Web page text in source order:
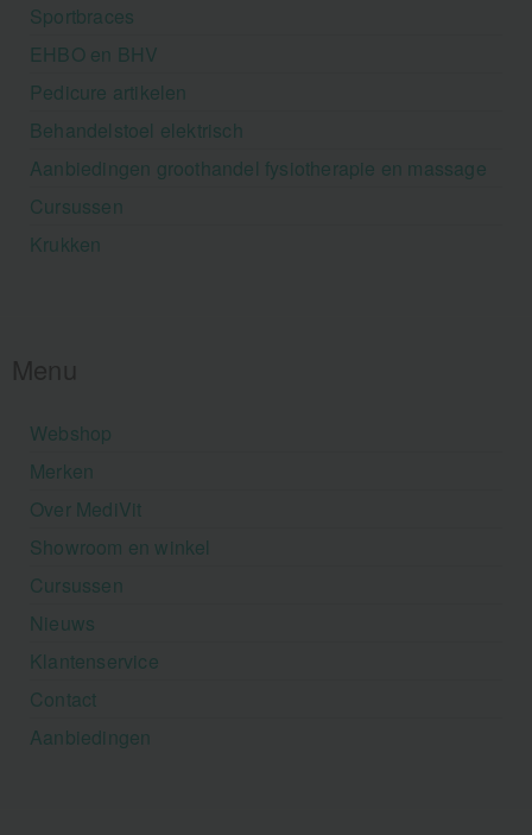
Sportbraces
EHBO en BHV
Pedicure artikelen
Behandelstoel elektrisch
Aanbiedingen groothandel fysiotherapie en massage
Cursussen
Krukken
Webshop
Merken
Over MediVit
Showroom en winkel
Cursussen
Nieuws
Klantenservice
Contact
Aanbiedingen